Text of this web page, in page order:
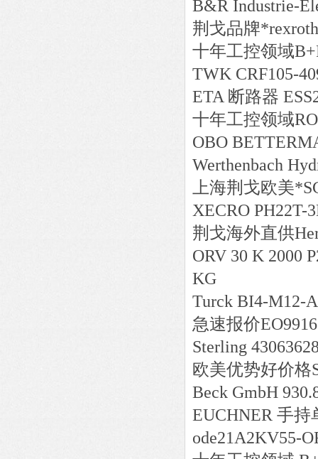
B&R Industrie-
荆戈品牌*
十年工控领域
TWK CRF105-
ETA 断路器
十年工控领域
OBO
Werthenbach
上海荆戈欧美*
XECRO PH22T-
荆戈海外直供
ORV 30 K 2000
KG
Turck BI4-M12-
急速报价
Sterling
欧美优势好价格
Beck GmbH
EUCHNER 手
ode21A2KV55-